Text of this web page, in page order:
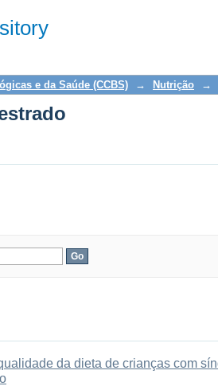
e da Saúde (CCBS) → Nutrição →
da dieta de crianças com